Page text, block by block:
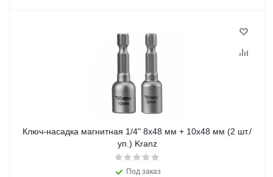
Ключ-насадка магнитная 1/4" 8x48 мм + 10x48 мм (2 шт./
уп.) Kranz
Под заказ